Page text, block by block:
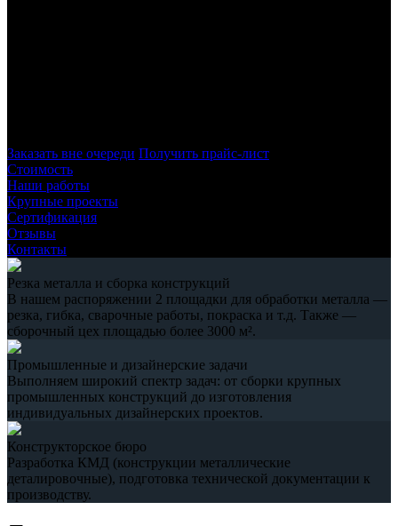
Заказать вне очереди Получить прайс-лист
Стоимость
Наши работы
Крупные проекты
Сертификация
Отзывы
Контакты
Резка металла и сборка конструкций
В нашем распоряжении 2 площадки для обработки металла —
резка, гибка, сварочные работы, покраска и т.д. Также —
сборочный цех площадью более 3000 м².
Промышленные и дизайнерские задачи
Выполняем широкий спектр задач: от сборки крупных
промышленных конструкций до изготовления
индивидуальных дизайнерских проектов.
Конструкторское бюро
Разработка КМД (конструкции металлические
деталировочные), подготовка технической документации к
производству.